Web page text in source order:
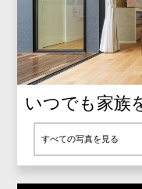
いつでも家族
すべての写真を見る